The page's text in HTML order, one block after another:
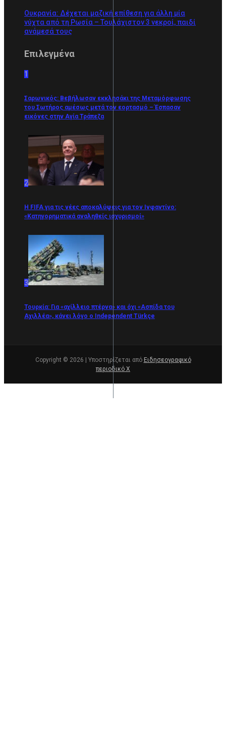
Ουκρανία: Δέχεται μαζική επίθεση για άλλη μία
νύχτα από τη Ρωσία – Τουλάχιστον 3 νεκροί, παιδί
ανάμεσά τους
Επιλεγμένα
1
Σαρωνικός: Βεβήλωσαν εκκλησάκι της Μεταμόρφωσης
του Σωτήρος αμέσως μετά τον εορτασμό – Έσπασαν
εικόνες στην Αγία Τράπεζα
2
Η FIFA για τις νέες αποκαλύψεις για τον Ινφαντίνο:
«Κατηγορηματικά αναληθείς ισχυρισμοί»
3
Τουρκία: Για «αχίλλειο πτέρνα» και όχι «Ασπίδα του
Αχιλλέα», κάνει λόγο ο Independent Türkçe
Copyright © 2026 | Υποστηρίζεται από Ειδησεογραφικό
περιοδικό Χ